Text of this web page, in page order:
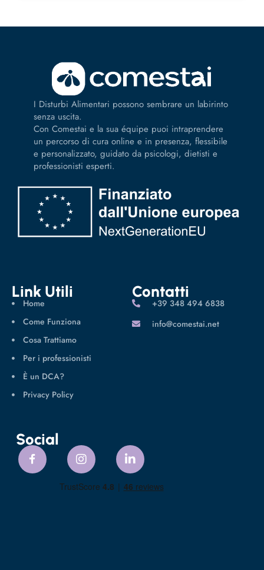
I Disturbi Alimentari possono sembrare un labirinto
senza uscita.
Con Comestai e la sua équipe puoi intraprendere
un percorso di cura online e in presenza, flessibile
e personalizzato, guidato da psicologi, dietisti e
professionisti esperti.
Link Utili
Home
Come Funziona
Cosa Trattiamo
Per i professionisti
È un DCA?
Privacy Policy
Contatti
‪+39 348 494 6838
info@comestai.net
Social